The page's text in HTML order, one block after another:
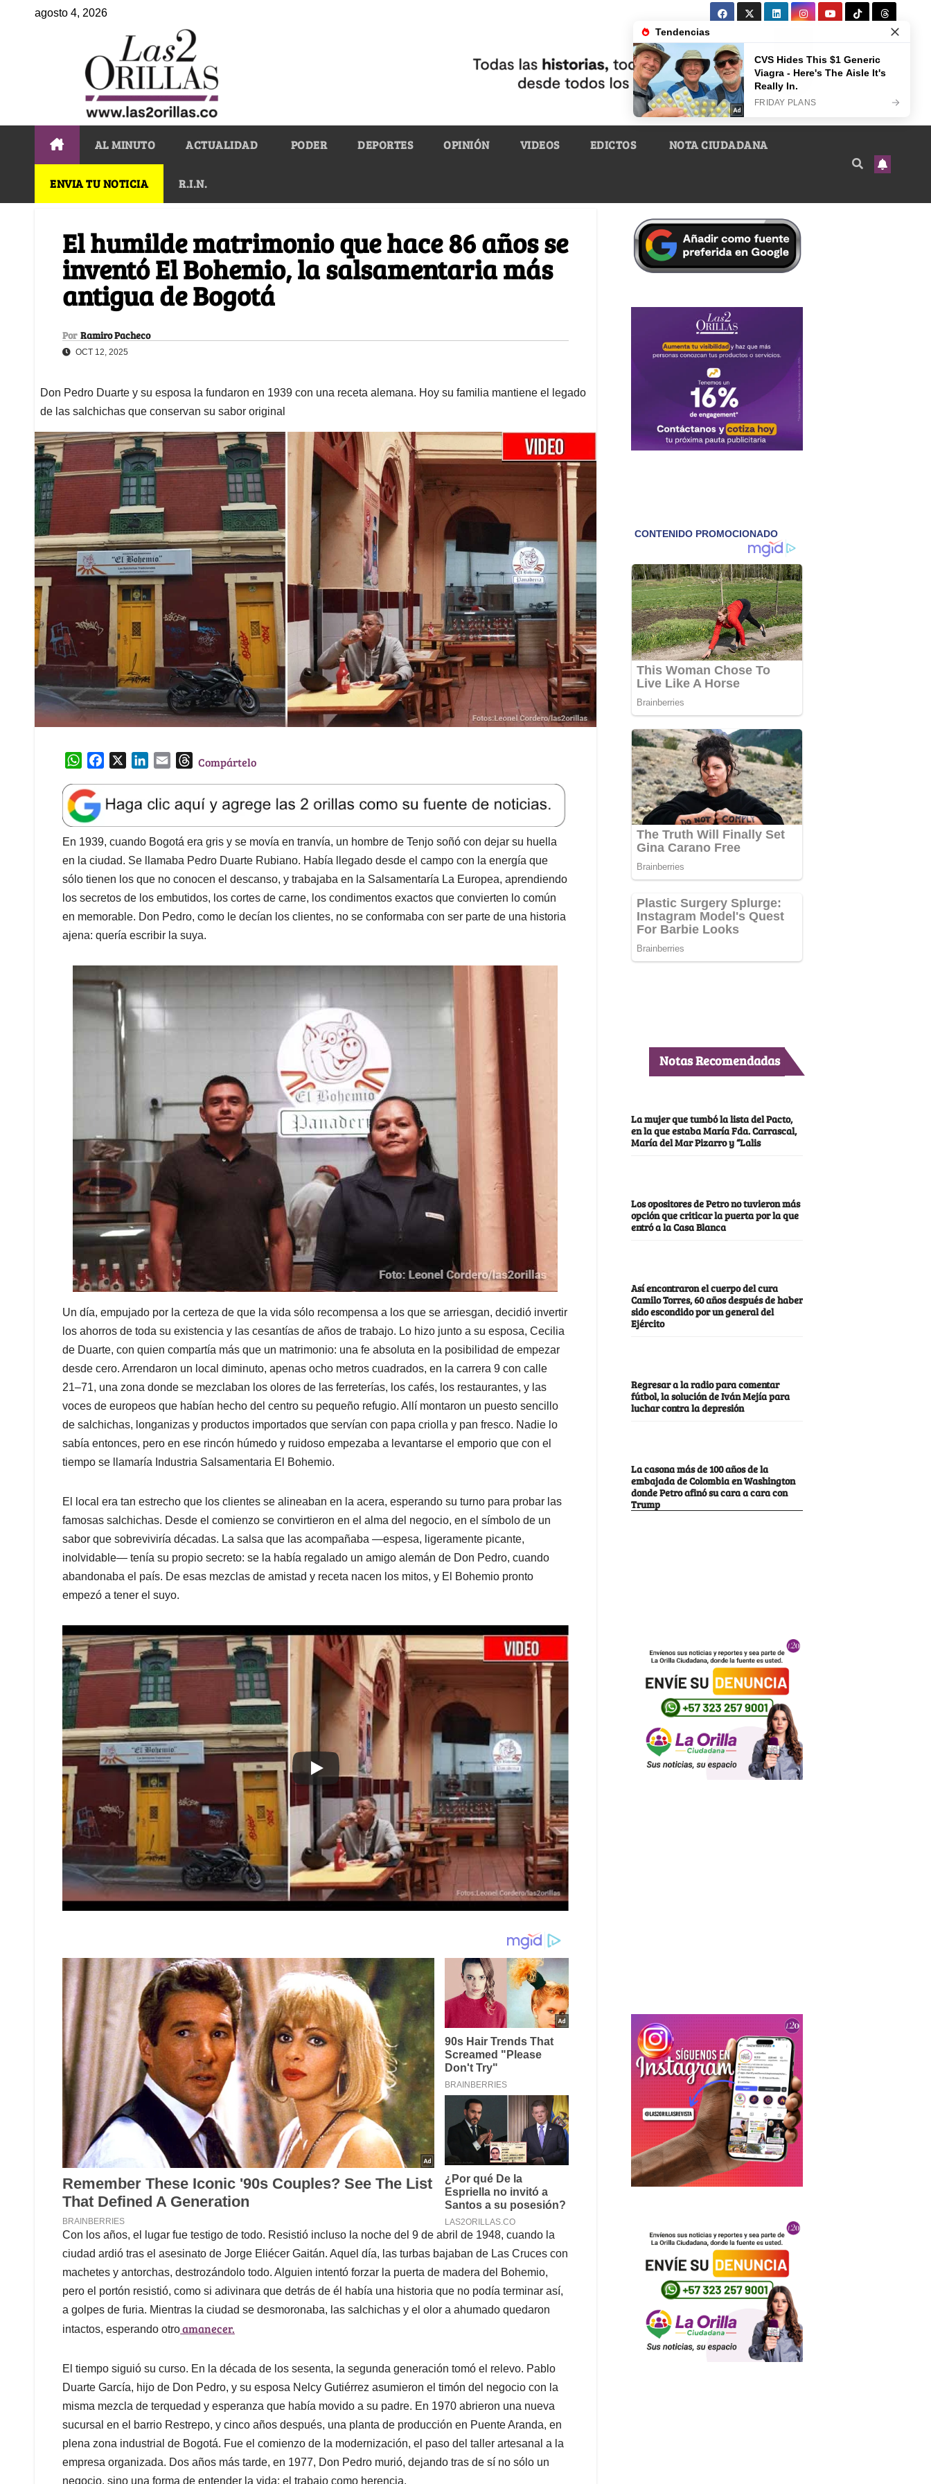
agosto 4, 2026
AL MINUTO ACTUALIDAD PODER DEPORTES OPINIÓN VIDEOS EDICTOS NOTA CIUDADANA
ENVIA TU NOTICIA R.I.N.
El humilde matrimonio que hace 86 años se
inventó El Bohemio, la salsamentaria más
antigua de Bogotá
Por Ramiro Pacheco
OCT 12, 2025
Don Pedro Duarte y su esposa la fundaron en 1939 con una receta alemana. Hoy su familia mantiene el legado
de las salchichas que conservan su sabor original
W
a
t
s
A
p
p
e
b
o
o
k
k
e
d
I
n
l
T
e
a
d
s
Compártelo
En 1939, cuando Bogotá era gris y se movía en tranvía, un hombre de Tenjo soñó con dejar su huella
en la ciudad. Se llamaba Pedro Duarte Rubiano. Había llegado desde el campo con la energía que
sólo tienen los que no conocen el descanso, y trabajaba en la Salsamentaría La Europea, aprendiendo
los secretos de los embutidos, los cortes de carne, los condimentos exactos que convierten lo común
en memorable. Don Pedro, como le decían los clientes, no se conformaba con ser parte de una historia
ajena: quería escribir la suya.
Un día, empujado por la certeza de que la vida sólo recompensa a los que se arriesgan, decidió invertir
los ahorros de toda su existencia y las cesantías de años de trabajo. Lo hizo junto a su esposa, Cecilia
de Duarte, con quien compartía más que un matrimonio: una fe absoluta en la posibilidad de empezar
desde cero. Arrendaron un local diminuto, apenas ocho metros cuadrados, en la carrera 9 con calle
21–71, una zona donde se mezclaban los olores de las ferreterías, los cafés, los restaurantes, y las
voces de europeos que habían hecho del centro su pequeño refugio. Allí montaron un puesto sencillo
de salchichas, longanizas y productos importados que servían con papa criolla y pan fresco. Nadie lo
sabía entonces, pero en ese rincón húmedo y ruidoso empezaba a levantarse el emporio que con el
tiempo se llamaría Industria Salsamentaria El Bohemio.
El local era tan estrecho que los clientes se alineaban en la acera, esperando su turno para probar las
famosas salchichas. Desde el comienzo se convirtieron en el alma del negocio, en el símbolo de un
sabor que sobreviviría décadas. La salsa que las acompañaba —espesa, ligeramente picante,
inolvidable— tenía su propio secreto: se la había regalado un amigo alemán de Don Pedro, cuando
abandonaba el país. De esas mezclas de amistad y receta nacen los mitos, y El Bohemio pronto
empezó a tener el suyo.
Con los años, el lugar fue testigo de todo. Resistió incluso la noche del 9 de abril de 1948, cuando la
ciudad ardió tras el asesinato de Jorge Eliécer Gaitán. Aquel día, las turbas bajaban de Las Cruces con
machetes y antorchas, destrozándolo todo. Alguien intentó forzar la puerta de madera del Bohemio,
pero el portón resistió, como si adivinara que detrás de él había una historia que no podía terminar así,
a golpes de furia. Mientras la ciudad se desmoronaba, las salchichas y el olor a ahumado quedaron
intactos, esperando otroamanecer.
El tiempo siguió su curso. En la década de los sesenta, la segunda generación tomó el relevo. Pablo
Duarte García, hijo de Don Pedro, y su esposa Nelcy Gutiérrez asumieron el timón del negocio con la
misma mezcla de terquedad y esperanza que había movido a su padre. En 1970 abrieron una nueva
sucursal en el barrio Restrepo, y cinco años después, una planta de producción en Puente Aranda, en
plena zona industrial de Bogotá. Fue el comienzo de la modernización, el paso del taller artesanal a la
empresa organizada. Dos años más tarde, en 1977, Don Pedro murió, dejando tras de sí no sólo un
negocio, sino una forma de entender la vida: el trabajo como herencia.
Notas Recomendadas
La mujer que tumbó la lista del Pacto,
en la que estaba María Fda. Carrascal,
María del Mar Pizarro y “Lalis
Los opositores de Petro no tuvieron más
opción que criticar la puerta por la que
entró a la Casa Blanca
Así encontraron el cuerpo del cura
Camilo Torres, 60 años después de haber
sido escondido por un general del
Ejército
Regresar a la radio para comentar
fútbol, la solución de Iván Mejía para
luchar contra la depresión
La casona más de 100 años de la
embajada de Colombia en Washington
donde Petro afinó su cara a cara con
Trump